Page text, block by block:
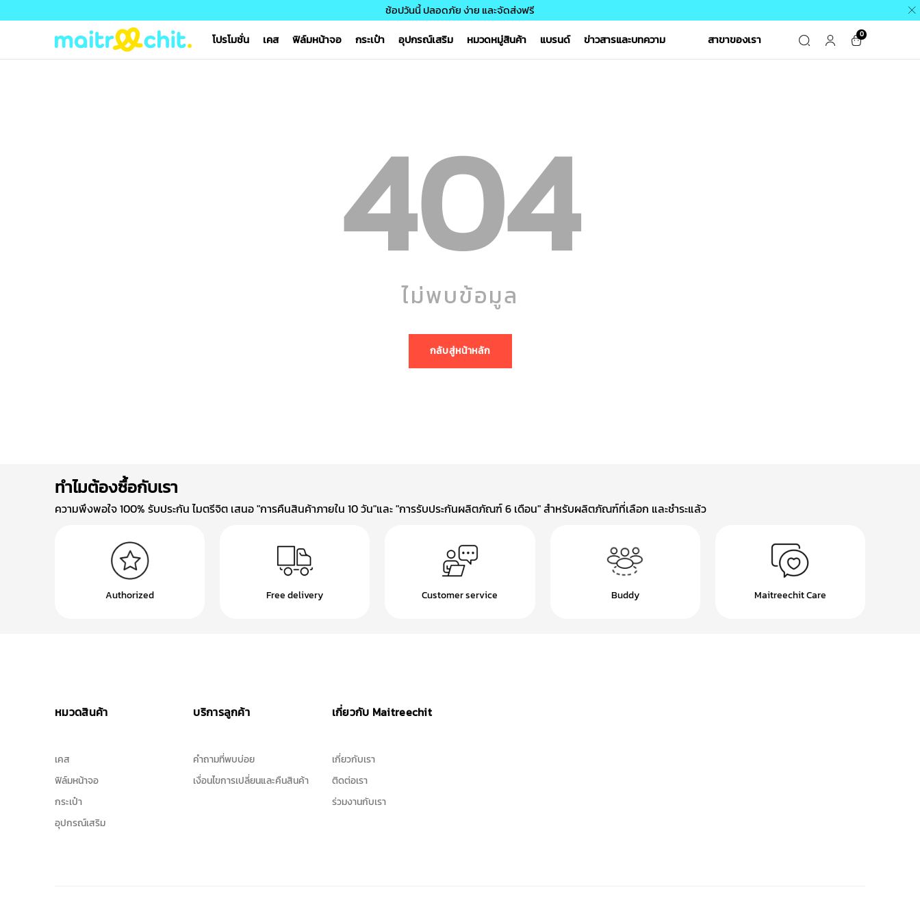
ช้อปวันนี้ ปลอดภัย ง่าย และจัดส่งฟรี
โปรโมชั่น
เคส ฟิล์มหน้าจอ กระเป๋า อุปกรณ์เสริม หมวดหมู่สินค้า แบรนด์ ข่าวสารและบทความ สาขาของเรา 0
404
ไม่พบข้อมูล
กลับสู่หน้าหลัก
ทำไมต้องซื้อกับเรา
ความพึงพอใจ 100% รับประกัน ไมตรีจิต เสนอ "การคืนสินค้าภายใน 10 วัน"และ "การรับประกันผลิตภัณฑ์ 6 เดือน" สำหรับผลิตภัณฑ์ที่เลือก และชำระแล้ว
Authorized Free delivery Customer service Buddy Maitreechit Care
หมวดสินค้า
เคส
ฟิล์มหน้าจอ
กระเป๋า
อุปกรณ์เสริม
บริการลูกค้า
คำถามที่พบบ่อย
เงื่อนไขการเปลี่ยนและคืนสินค้า
เกี่ยวกับ Maitreechit
เกี่ยวกับเรา
ติดต่อเรา
ร่วมงานกับเรา